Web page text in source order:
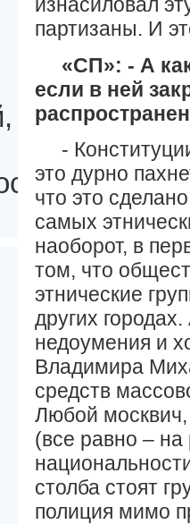
изнасиловал
партизаны. И
«СП»: - А
если в ней
-
это дурно
что это
самых
наоборот, в
том, что
этнические
других
недоумения и
Владимира
средств
Любой
(все равно – на
столба стоят
полиция мимо